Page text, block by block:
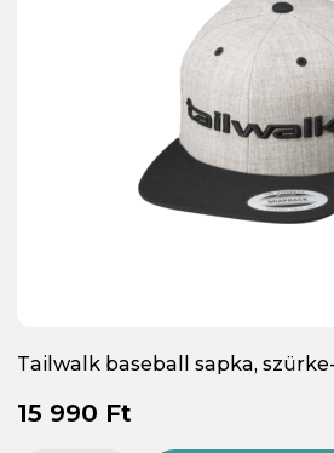
Tailwalk baseball sapka,
15 990 Ft